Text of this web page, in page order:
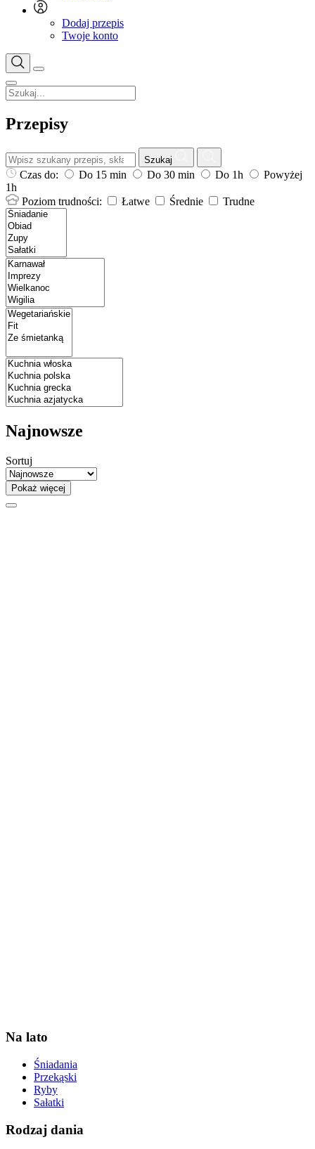
Dodaj przepis
Twoje konto
Przepisy
Szukaj
Czas do: Do 15 min Do 30 min Do 1h
Powyżej
1h
Poziom trudności:
Łatwe Średnie Trudne
Najnowsze
Sortuj
Pokaż więcej
Na lato
Śniadania
Przekąski
Ryby
Sałatki
Rodzaj dania